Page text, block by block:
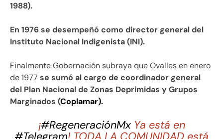
1988).
En 1976 se desempeñó como director general del
Instituto Nacional Indigenista (INI).
Finalmente Gobernación subraya que Ovalles en enero
de 1977 se sumó al cargo de coordinador general
del Plan Nacional de Zonas Deprimidas y Grupos
Marginados (Coplamar).
¡#RegeneraciónMxYa está en